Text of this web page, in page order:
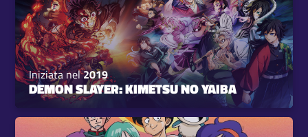
Iniziata nel2019
DEMON SLAYER: KIMETSU NO YAIBA